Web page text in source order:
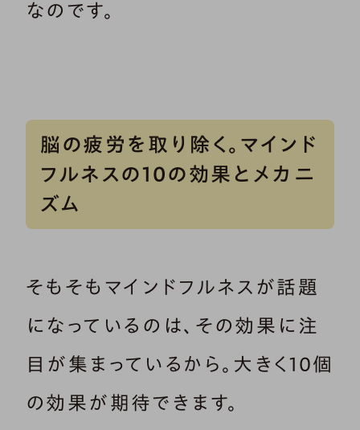
なのです。
脳の疲労を取り除く。マインド
フルネスの10の効果とメカニ
ズム
そもそもマインドフルネスが話題
になっているのは、その効果に注
目が集まっているから。大きく10個
の効果が期待できます。